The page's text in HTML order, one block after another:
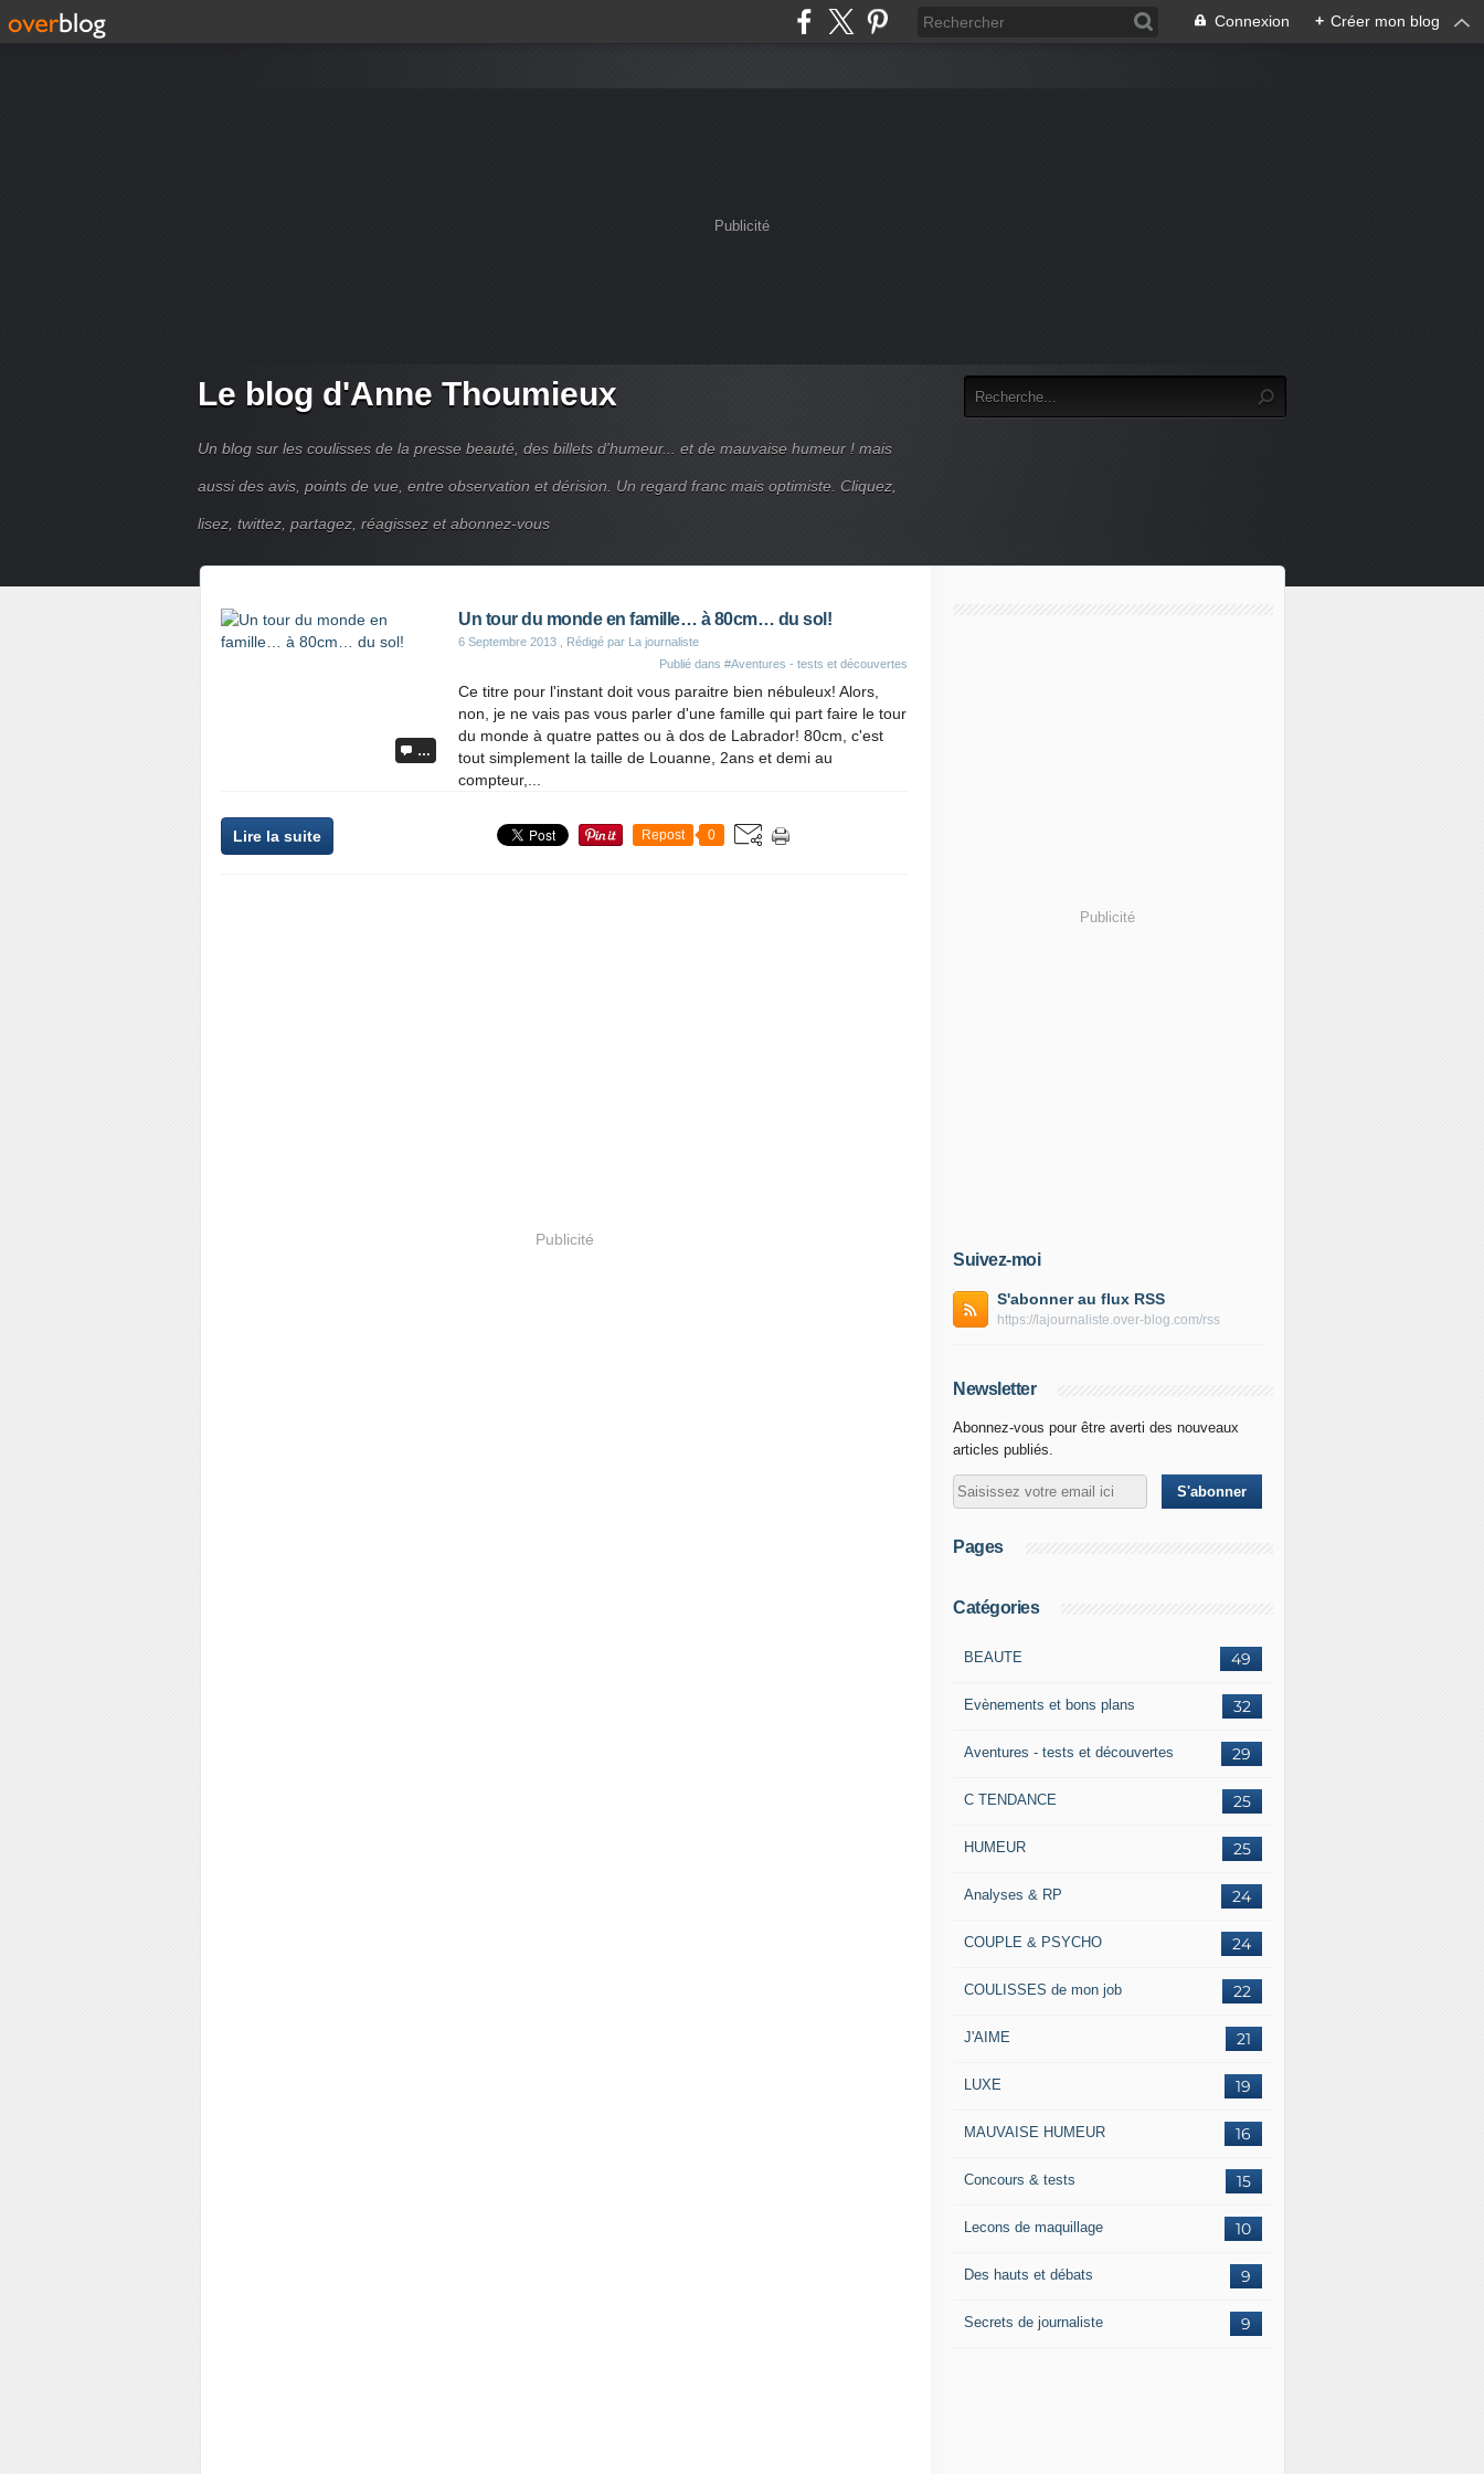
Connexion + Créer mon blog
Publicité
Le blog d'Anne Thoumieux
Un blog sur les coulisses de la presse beauté, des billets d'humeur... et de mauvaise humeur ! mais
aussi des avis, points de vue, entre observation et dérision. Un regard franc mais optimiste. Cliquez,
lisez, twittez, partagez, réagissez et abonnez-vous
…
Un tour du monde en famille… à 80cm… du sol!
6 Septembre 2013 , Rédigé par La journaliste
Publié dans #Aventures - tests et découvertes
Ce titre pour l'instant doit vous paraitre bien nébuleux! Alors,
non, je ne vais pas vous parler d'une famille qui part faire le tour
du monde à quatre pattes ou à dos de Labrador! 80cm, c'est
tout simplement la taille de Louanne, 2ans et demi au
compteur,...
Lire la suite Repost 0
Publicité
Publicité
Suivez-moi
S'abonner au flux RSS
https://lajournaliste.over-blog.com/rss
Newsletter
Abonnez-vous pour être averti des nouveaux
articles publiés.
Pages
Catégories
49
BEAUTE
32
Evènements et bons plans
29
Aventures - tests et découvertes
25
C TENDANCE
25
HUMEUR
24
Analyses & RP
24
COUPLE & PSYCHO
22
COULISSES de mon job
21
J'AIME
19
LUXE
16
MAUVAISE HUMEUR
15
Concours & tests
10
Lecons de maquillage
9
Des hauts et débats
9
Secrets de journaliste